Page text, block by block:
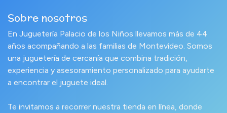
Sobre nosotros
En Juguetería Palacio de los Niños llevamos más de 44
años acompañando a las familias de Montevideo. Somos
una juguetería de cercanía que combina tradición,
experiencia y asesoramiento personalizado para ayudarte
a encontrar el juguete ideal.
Te invitamos a recorrer nuestra tienda en línea, donde